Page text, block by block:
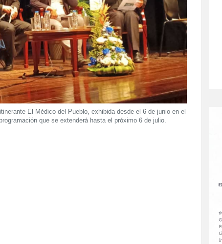
El Médico del Pueblo, exhibida desde el 6 de junio en el
que se extenderá hasta el próximo 6 de julio.